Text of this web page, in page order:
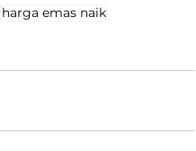
harga emas naik